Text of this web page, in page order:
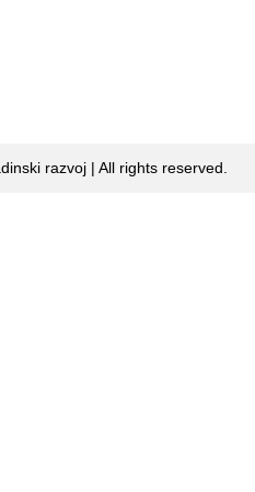
razvoj | All rights reserved.